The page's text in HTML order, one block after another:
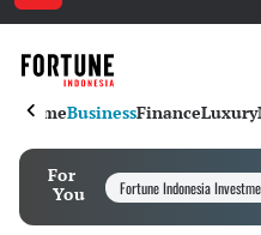
HomeBusinessFinanceLuxury
For
You
Fortune Indonesia